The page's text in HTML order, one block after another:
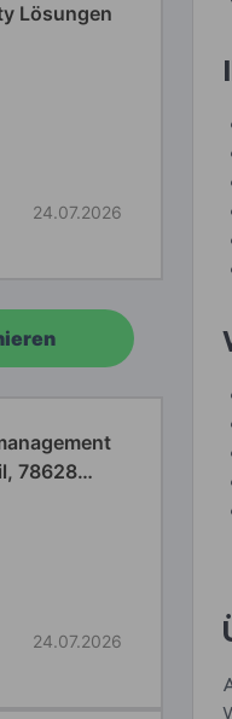
Lösungen
24.07.2026
78628
24.07.2026